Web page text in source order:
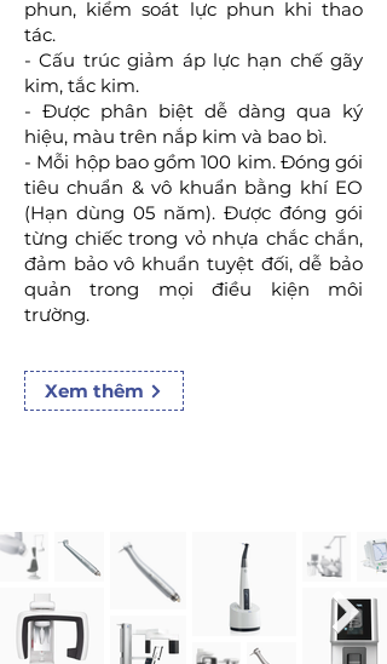
phun, kiểm soát lực phun khi thao
tác.
- Cấu trúc giảm áp lực hạn chế gãy
kim, tắc kim.
- Được phân biệt dễ dàng qua ký
hiệu, màu trên nắp kim và bao bì.
- Mỗi hộp bao gồm 100 kim. Đóng gói
tiêu chuẩn & vô khuẩn bằng khí EO
(Hạn dùng 05 năm). Được đóng gói
từng chiếc trong vỏ nhựa chắc chắn,
đảm bảo vô khuẩn tuyệt đối, dễ bảo
quản trong mọi điều kiện môi
trường.
Xem thêm